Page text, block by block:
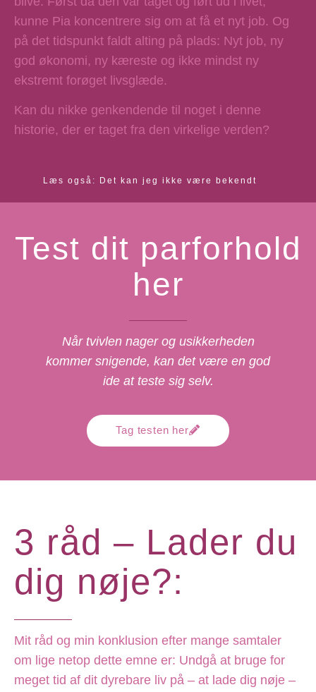
kunne Pia koncentrere sig om at få et nyt job. Og
på det tidspunkt faldt alting på plads: Nyt job, ny
god økonomi, ny kæreste og ikke mindst ny
ekstremt forøget livsglæde.
Kan du nikke genkendende til noget i denne
historie, der er taget fra den virkelige verden?
Læs også: Det kan jeg ikke være bekendt
Test dit parforhold
her
Når tvivlen nager og usikkerheden
kommer snigende, kan det være en god
ide at teste sig selv.
Tag testen her
3 råd – Lader du
dig nøje?:
Mit råd og min konklusion efter mange samtaler
om lige netop dette emne er: Undgå at bruge for
meget tid af dit dyrebare liv på – at lade dig nøje –